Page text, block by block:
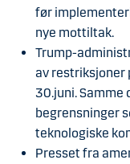
før
nye mottiltak.
Trump-
av restriksjoner
30.juni. Samme
begrensninger
teknologiske
Presset fra